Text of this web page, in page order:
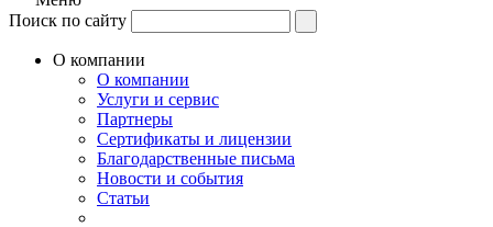
Поиск по сайту
О компании
О компании
Услуги и сервис
Партнеры
Сертификаты и лицензии
Благодарственные письма
Новости и события
Статьи